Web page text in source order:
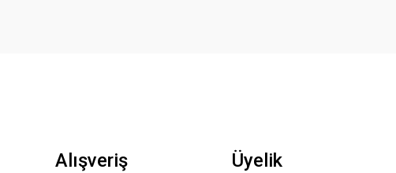
Alışveriş Üyelik